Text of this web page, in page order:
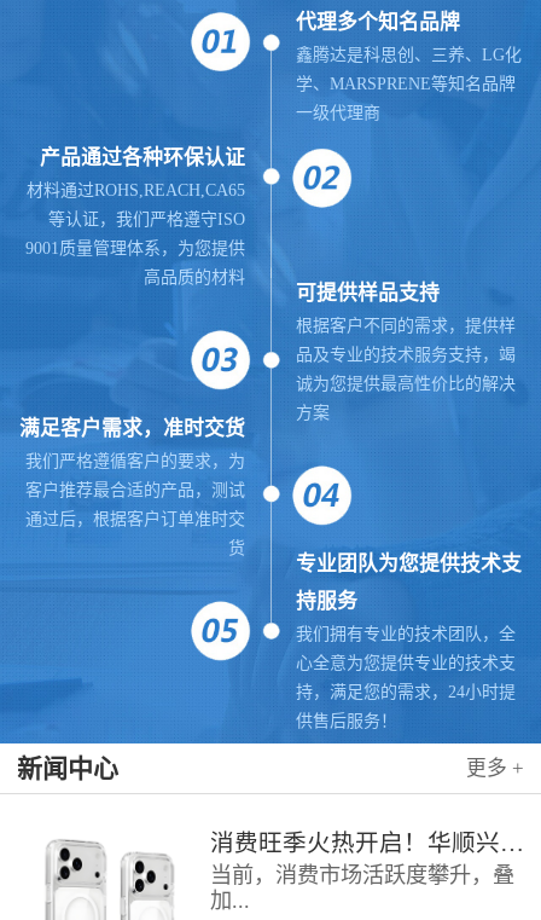
代理多个知名品牌
鑫腾达是科思创、三养、LG化
学、MARSPRENE等知名品牌
一级代理商
产品通过各种环保认证
材料通过ROHS,REACH,CA65
等认证，我们严格遵守ISO
9001质量管理体系，为您提供
高品质的材料
可提供样品支持
根据客户不同的需求，提供样
品及专业的技术服务支持，竭
诚为您提供最高性价比的解决
方案
满足客户需求，准时交货
我们严格遵循客户的要求，为
客户推荐最合适的产品，测试
通过后，根据客户订单准时交
货
专业团队为您提供技术支
持服务
我们拥有专业的技术团队，全
心全意为您提供专业的技术支
持，满足您的需求，24小时提
供售后服务！
新闻中心 更多 +
消费旺季火热开启！华顺兴业联合科思创 TPU，赋能手机护套行业抢占市场先机
当前，消费市场活跃度攀升，叠
加...